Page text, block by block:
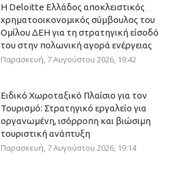
Η Deloitte Ελλάδος αποκλειστικός
χρηματοοικονομικός σύμβουλος του
Ομίλου ΔΕΗ για τη στρατηγική είσοδό
του στην πολωνική αγορά ενέργειας
Παρασκευή, 7 Αυγούστου 2026, 19:42
Ειδικό Χωροταξικό Πλαίσιο για τον
Τουρισμό: Στρατηγικό εργαλείο για
οργανωμένη, ισόρροπη και βιώσιμη
τουριστική ανάπτυξη
Παρασκευή, 7 Αυγούστου 2026, 19:14